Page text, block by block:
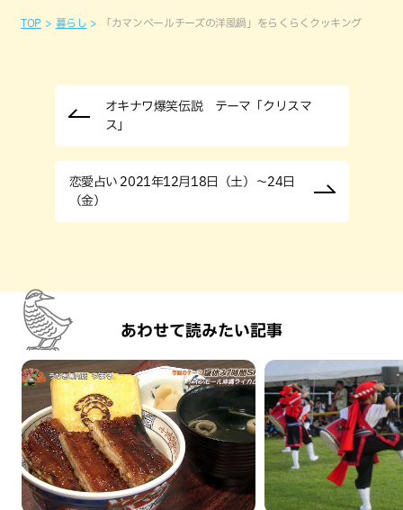
TOP 暮らし 「カマンベールチーズの洋風鍋」をらくらくクッキング
オキナワ爆笑伝説 テーマ「クリスマ
ス」
恋愛占い 2021年12月18日（土）～24日
（金）
あわせて読みたい記事